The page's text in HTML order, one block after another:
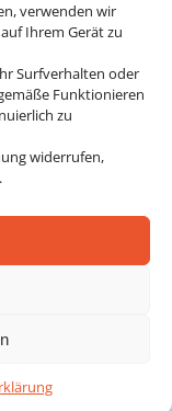
verwenden wir
Ihrem Gerät zu
Surfverhalten oder
Funktionieren
zu
widerrufen,
Sie Ihre
Level